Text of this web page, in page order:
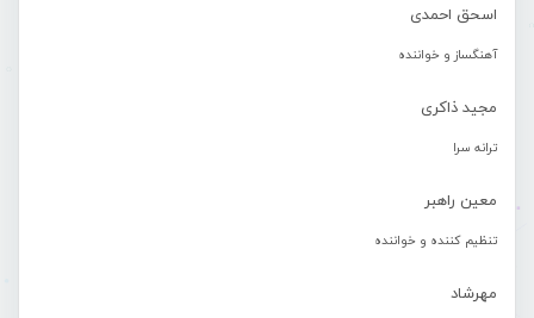
اسحق احمدی
آهنگساز و خواننده
مجید ذاکری
ترانه سرا
معین راهبر
تنظیم کننده و خواننده
مهرشاد